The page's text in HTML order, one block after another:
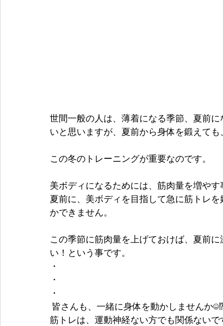
世間一般の人は、薄着になる季節、夏前
いと思いますが、夏前から身体を鍛えて
この冬のトレーニングが重要なのです。
美ボディになるためには、筋肉量を増や
夏前に、美ボディを目指して急に筋トレ
かできません。
この季節に筋肉量を上げておけば、夏前
い！という事です。
・
・
・
皆さんも、一緒に身体を動かしませんか
筋トレは、運動神経ない方でも関係ないで